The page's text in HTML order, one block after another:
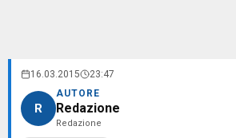
16.03.2015 23:47
R
AUTORE
Redazione
Redazione